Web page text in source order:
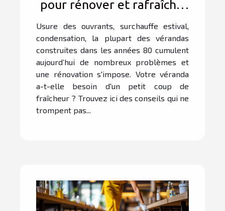
pour rénover et rafraîchir
Usure des ouvrants, surchauffe estival,
condensation, la plupart des vérandas
construites dans les années 80 cumulent
aujourd’hui de nombreux problèmes et
une rénovation s'impose. Votre véranda
a-t-elle besoin d'un petit coup de
fraîcheur ? Trouvez ici des conseils qui ne
trompent pas...